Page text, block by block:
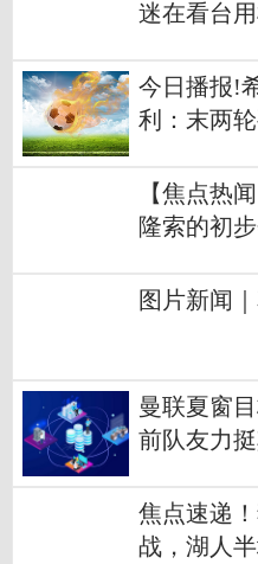
迷在看台
今日播报!
利：末两
【焦点热
隆索的初
图片新闻
曼联夏窗
前队友力
焦点速递
战，湖人